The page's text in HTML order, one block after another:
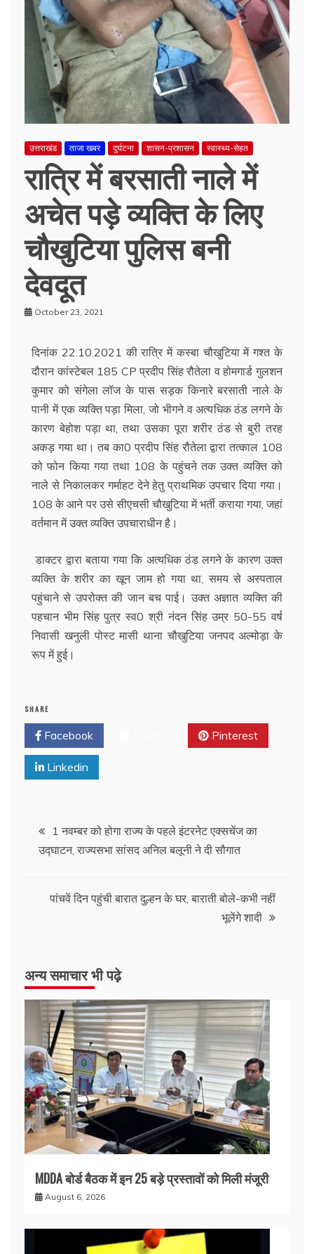
उत्तराखंड ताजा खबर दुर्घटना शासन-प्रशासन स्वास्थ्य-सेहत
रात्रि में बरसाती नाले में
अचेत पड़े व्यक्ति के लिए
चौखुटिया पुलिस बनी
देवदूत
October 23, 2021
दिनांक 22.10.2021 की रात्रि में कस्बा चौखुटिया में गश्त के
दौरान कांस्टेबल 185 CP प्रदीप सिंह रौतेला व होमगार्ड गुलशन
कुमार को संगेला लॉज के पास सड़क किनारे बरसाती नाले के
पानी में एक व्यक्ति पड़ा मिला, जो भीगने व अत्यधिक ठंड लगने के
कारण बेहोश पड़ा था, तथा उसका पूरा शरीर ठंड से बुरी तरह
अकड़ गया था। तब का0 प्रदीप सिंह रौतेला द्वारा तत्काल 108
को फोन किया गया तथा 108 के पहुंचने तक उक्त व्यक्ति को
नाले से निकालकर गर्माहट देने हेतु प्राथमिक उपचार दिया गया।
108 के आने पर उसे सीएचसी चौखुटिया में भर्ती कराया गया, जहां
वर्तमान में उक्त व्यक्ति उपचाराधीन है।
डाक्टर द्वारा बताया गया कि अत्यधिक ठंड लगने के कारण उक्त
व्यक्ति के शरीर का खून जाम हो गया था, समय से अस्पताल
पहुंचाने से उपरोक्त की जान बच पाई। उक्त अज्ञात व्यक्ति की
पहचान भीम सिंह पुत्र स्व0 श्री नंदन सिंह उम्र 50-55 वर्ष
निवासी खनुली पोस्ट मासी थाना चौखुटिया जनपद अल्मोड़ा के
रूप में हुई।
SHARE
Facebook Pinterest
Linkedin
1 नवम्बर को होगा राज्य के पहले इंटरनेट एक्सचेंज का
उद्घाटन, राज्यसभा सांसद अनिल बलूनी ने दी सौगात
पांचवें दिन पहुंची बारात दुल्हन के घर, बाराती बोले-कभी नहीं
भूलेंगे शादी
अन्य समाचार भी पढ़े
MDDA बोर्ड बैठक में इन 25 बड़े प्रस्तावों को मिली मंजूरी
August 6, 2026